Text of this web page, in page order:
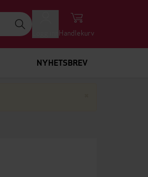
Handlekurv
NYHETSBREV